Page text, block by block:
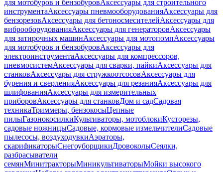
для мотобуров и бензобуровАксессуары для строительного
инструментаАксессуары пневмооборудованияАксессуары для
бензорезовАксессуары для бетоносмесителейАксессуары для
виброоборудованияАксессуары для генераторовАксессуары
для затирочных машинАксессуары для мотопомпАксессуары
для мотобуров и бензобуровАксессуары для
электроинструментаАксессуары для компрессоров,
пневмосистемАксессуары для сварки, пайкиАксессуары для
станковАксессуары для стружкоотсосовАксессуары для
бурения и сверленияАксессуары для резанияАксессуары для
шлифованияАксессуары для измерительных
приборовАксессуары для станковДом и садСадовая
техникаТриммеры, бензокосыЦепные
пилыГазонокосилкиКультиваторы, мотоблокиКусторезы,
садовые ножницыСадовые, кормовые измельчителиСадовые
пылесосы, воздуходувкиАэраторы,
скарификаторыСнегоуборщикиДровоколыСеялки,
разбрасыватели
семянМинитракторыМиникультиваторыМойки высокого